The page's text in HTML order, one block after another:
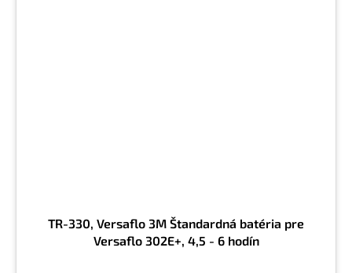
TR-330, Versaflo 3M Štandardná batéria pre
Versaflo 302E+, 4,5 - 6 hodín